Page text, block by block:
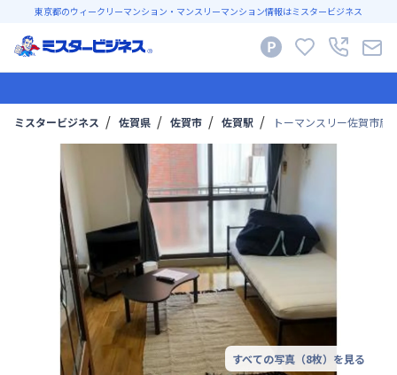
東京都のウィークリーマンション・マンスリーマンション情報はミスタービジネス
ミスタービジネス 佐賀県 佐賀市 佐賀駅 トーマンスリー佐賀市
すべての写真（8枚）を見る